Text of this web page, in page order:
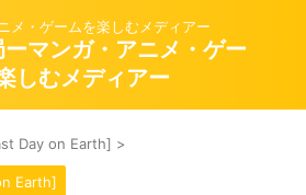
メ・ゲームを楽しむメディアー
マンガ・アニメ・ゲー
しむメディアー
Day on Earth] >
Earth]